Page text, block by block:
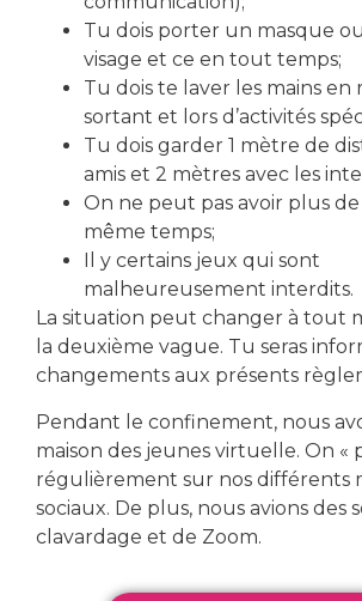
télécharger le formulaire
Partager cet événement
Tu dois porter un masque
visage et ce en tout temps;
Tu dois te laver les mains en
sortant et lors d’activités
Tu dois garder 1 mètre de
amis et 2 mètres avec les
On ne peut pas avoir plus
même temps;
Il y certains jeux qui sont
malheureusement interdits.
La situation peut changer à tout
la deuxième vague. Tu seras
changements aux présents
Pendant le confinement, nous
maison des jeunes virtuelle. On «
régulièrement sur nos différents
sociaux. De plus, nous avions des
clavardage et de Zoom.